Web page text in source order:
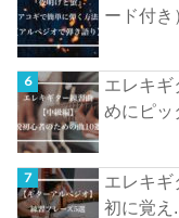
ード付き
エレキギ
めにピッ
エレキ
初に覚え...